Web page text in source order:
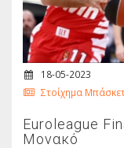
18-05-2023
Στοίχημα
Euroleague
Μονακό